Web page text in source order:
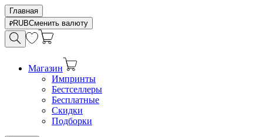
Главная
RUBСменить валюту
Магазин
Импринты
Бестселлеры
Бесплатные
Скидки
Подборки